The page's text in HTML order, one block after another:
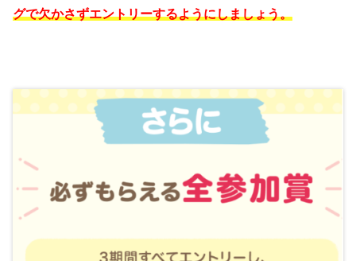
グで欠かさずエントリーするようにしましょう。